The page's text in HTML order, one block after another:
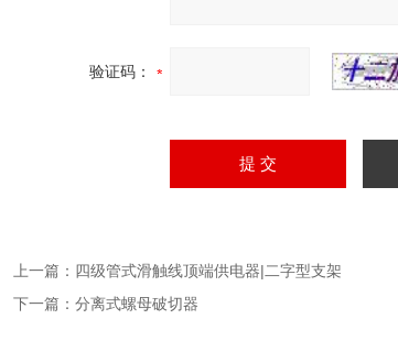
验证码：
上一篇： 四级管式滑触线顶端供电器|二字型支架
下一篇： 分离式螺母破切器